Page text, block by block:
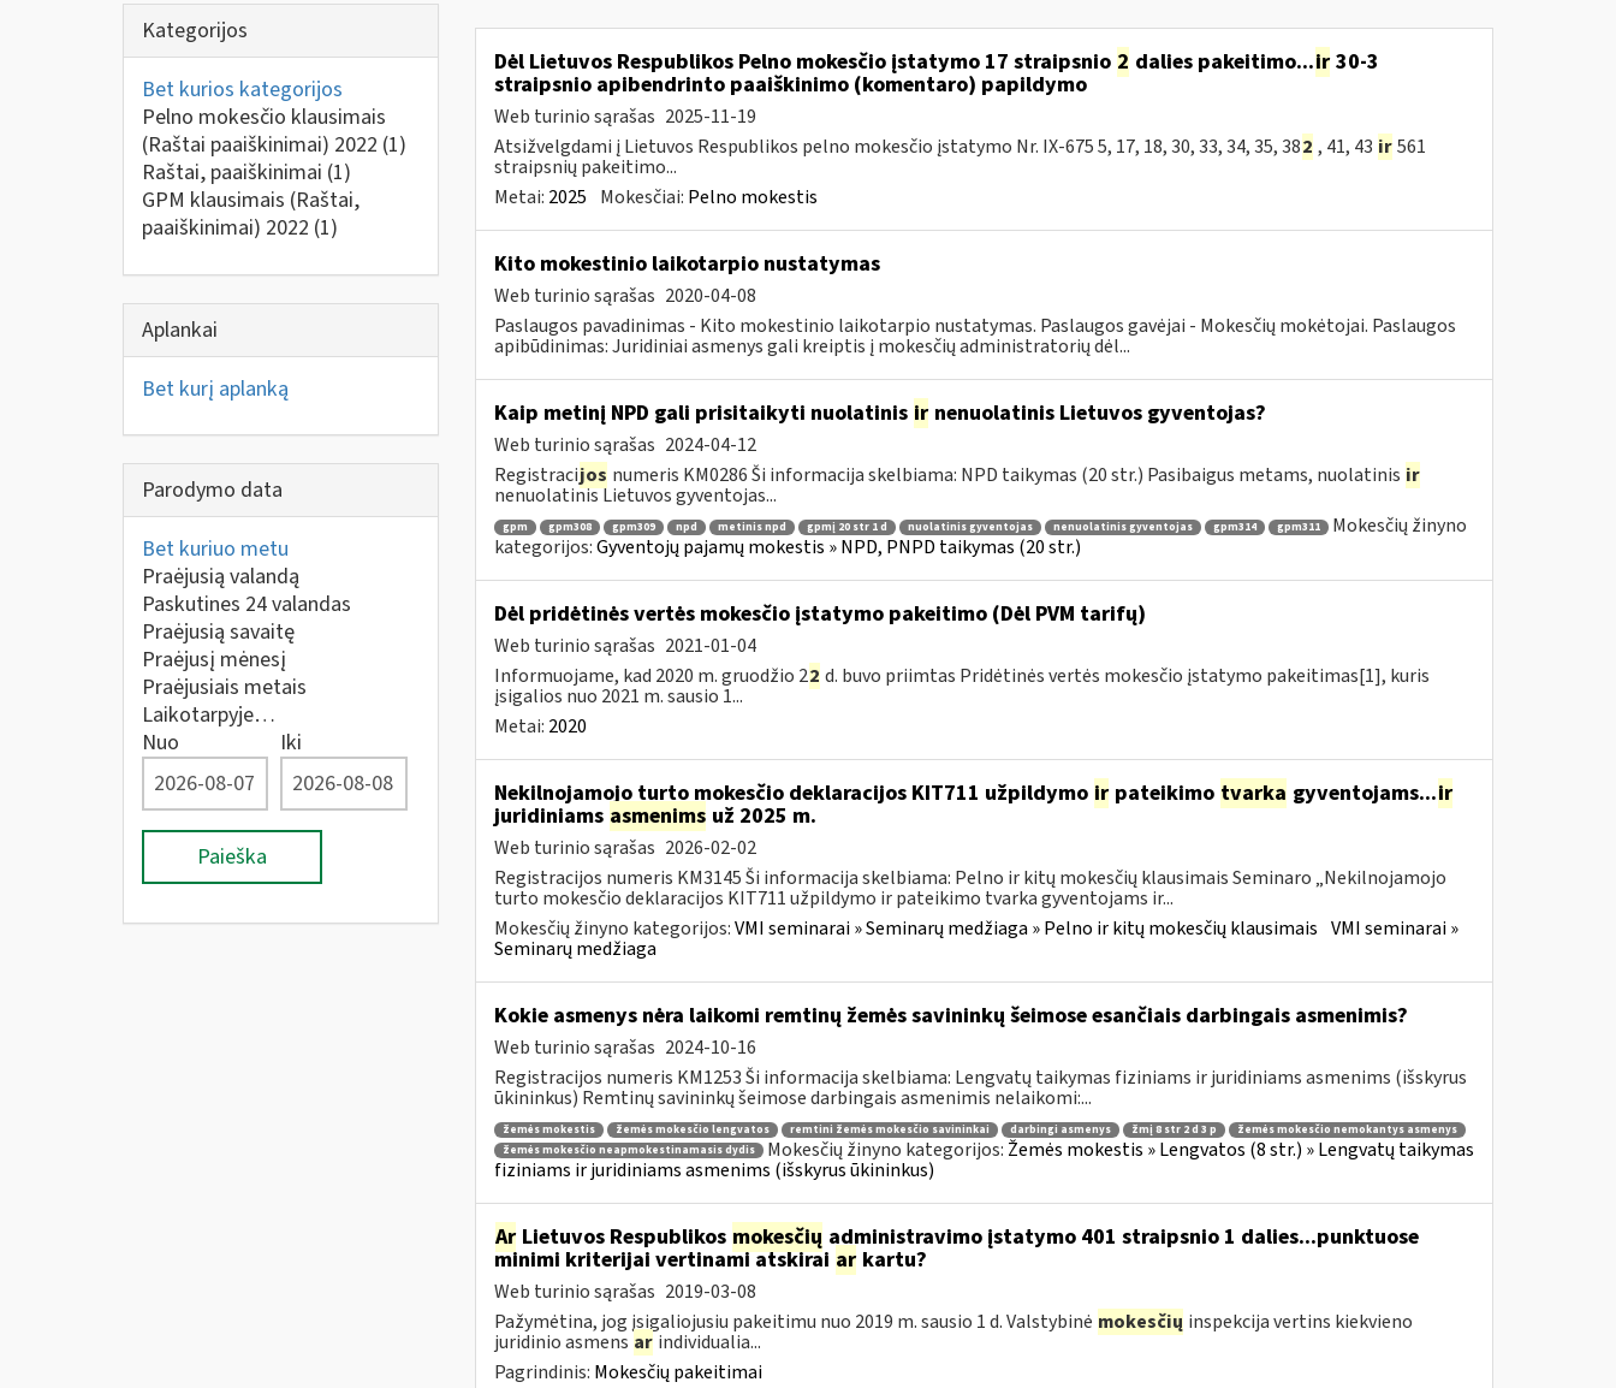
Kategorijos
Bet kurios kategorijos
Pelno mokesčio klausimais
(Raštai paaiškinimai) 2022 (1)
Raštai, paaiškinimai (1)
GPM klausimais (Raštai,
paaiškinimai) 2022 (1)
Aplankai
Bet kurį aplanką
Parodymo data
Bet kuriuo metu
Praėjusią valandą
Paskutines 24 valandas
Praėjusią savaitę
Praėjusį mėnesį
Praėjusiais metais
Laikotarpyje…
Nuo
Iki
Paieška
Dėl Lietuvos Respublikos Pelno mokesčio įstatymo 17 straipsnio 2 dalies pakeitimo...ir30-3
straipsnio apibendrinto paaiškinimo (komentaro) papildymo
Web turinio sąrašas 2025-11-19
Atsižvelgdami į Lietuvos Respublikos pelno mokesčio įstatymo Nr. IX-675 5, 17, 18, 30, 33, 34, 35, 382 , 41, 43 ir 561
straipsnių pakeitimo...
Metai: 2025 Mokesčiai: Pelno mokestis
Kito mokestinio laikotarpio nustatymas
Web turinio sąrašas 2020-04-08
Paslaugos pavadinimas - Kito mokestinio laikotarpio nustatymas. Paslaugos gavėjai - Mokesčių mokėtojai. Paslaugos
apibūdinimas: Juridiniai asmenys gali kreiptis į mokesčių administratorių dėl...
Kaip metinį NPD gali prisitaikyti nuolatinis irnenuolatinis Lietuvos gyventojas?
Web turinio sąrašas 2024-04-12
Registracijos numeris KM0286 Ši informacija skelbiama: NPD taikymas (20 str.) Pasibaigus metams, nuolatinis ir
nenuolatinis Lietuvos gyventojas...
gpm gpm308 gpm309 npd metinis npd gpmį 20 str 1 d nuolatinis gyventojas nenuolatinis gyventojas gpm314 gpm311
Mokesčių žinyno
kategorijos:Gyventojų pajamų mokestis » NPD, PNPD taikymas (20 str.)
Dėl pridėtinės vertės mokesčio įstatymo pakeitimo (Dėl PVM tarifų)
Web turinio sąrašas 2021-01-04
Informuojame, kad 2020 m. gruodžio 22 d. buvo priimtas Pridėtinės vertės mokesčio įstatymo pakeitimas[1], kuris
įsigalios nuo 2021 m. sausio 1...
Metai: 2020
Nekilnojamojo turto mokesčio deklaracijos KIT711 užpildymo irpateikimo tvarka gyventojams...ir
juridiniams asmenims už 2025 m.
Web turinio sąrašas 2026-02-02
Registracijos numeris KM3145 Ši informacija skelbiama: Pelno ir kitų mokesčių klausimais Seminaro „Nekilnojamojo
turto mokesčio deklaracijos KIT711 užpildymo ir pateikimo tvarka gyventojams ir...
Mokesčių žinyno kategorijos:VMI seminarai » Seminarų medžiaga » Pelno ir kitų mokesčių klausimais VMI seminarai »
Seminarų medžiaga
Kokie asmenys nėra laikomi remtinų žemės savininkų šeimose esančiais darbingais asmenimis?
Web turinio sąrašas 2024-10-16
Registracijos numeris KM1253 Ši informacija skelbiama: Lengvatų taikymas fiziniams ir juridiniams asmenims (išskyrus
ūkininkus) Remtinų savininkų šeimose darbingais asmenimis nelaikomi:...
žemės mokestis žemės mokesčio lengvatos remtini žemės mokesčio savininkai darbingi asmenys žmį 8 str 2 d 3 p
žemės mokesčio nemokantys asmenys
žemės mokesčio neapmokestinamasis dydis
Mokesčių žinyno kategorijos: Žemės mokestis » Lengvatos (8 str.) » Lengvatų taikymas
fiziniams ir juridiniams asmenims (išskyrus ūkininkus)
ArLietuvos Respublikos mokesčių administravimo įstatymo 401 straipsnio 1 dalies...punktuose
minimi kriterijai vertinami atskirai arkartu?
Web turinio sąrašas 2019-03-08
Pažymėtina, jog įsigaliojusiu pakeitimu nuo 2019 m. sausio 1 d. Valstybinė mokesčių inspekcija vertins kiekvieno
juridinio asmens ar individualia...
Pagrindinis: Mokesčių pakeitimai